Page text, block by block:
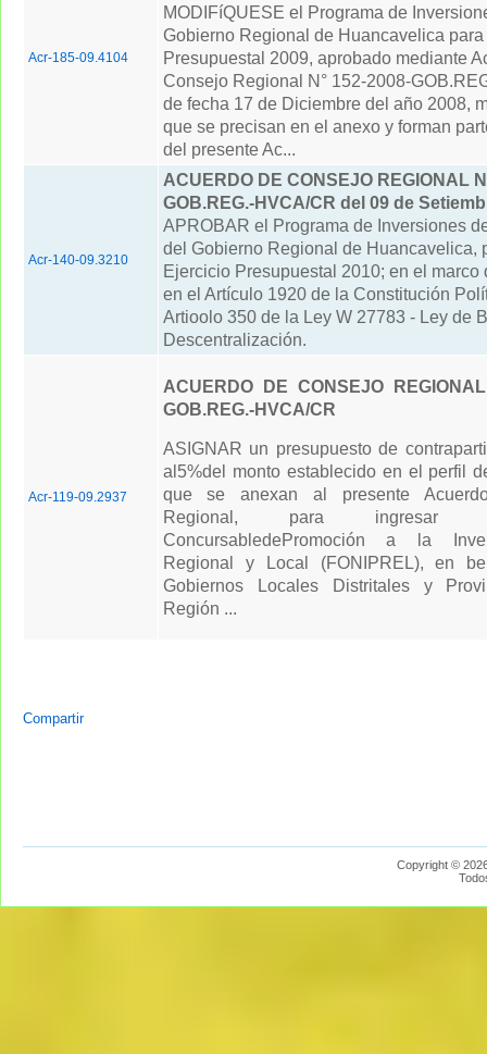
Acr-185-09.4104
MODIFíQUESE el Programa de
Gobierno Regional de Huancavelica
Presupuestal 2009, aprobado mediante
Consejo Regional N° 152-2008-
de fecha 17 de Diciembre del año 2008,
que se precisan en el anexo y forman
del presente Ac...
Acr-140-09.3210
ACUERDO DE CONSEJO REGIONAL
GOB.REG.-HVCA/CR del 09 de
APROBAR el Programa de Inversiones
del Gobierno Regional de Huancavelica,
Ejercicio Presupuestal 2010; en el marco
en el Artículo 1920 de la Constitución
Artioolo 350 de la Ley W 27783 - Ley de
Descentralización.
Acr-119-09.2937
ACUERDO DE CONSEJO
GOB.REG.-HVCA/CR
ASIGNAR un presupuesto de
al5%del monto establecido en el perfil
que se anexan al presente
Regional, para ingresar
ConcursabledePromoción a la
Regional y Local (FONIPREL), en
Gobiernos Locales Distritales y
Región ...
Compartir
Copyright ©